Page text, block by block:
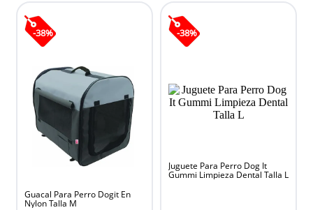
-38%
Guacal Para Perro Dogit En
Nylon Talla M
-38%
Juguete Para Perro Dog It
Gummi Limpieza Dental Talla L